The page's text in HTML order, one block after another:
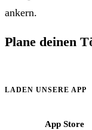
ankern.
Plane deinen
LADEN UNSERE APP
App Store